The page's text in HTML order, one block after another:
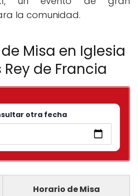
la comunidad.
de Misa en Iglesia
Rey de Francia
otra fecha
Horario de Misa